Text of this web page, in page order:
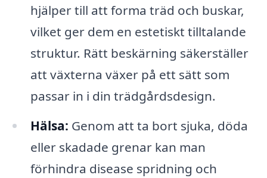
hjälper till att forma träd och buskar,
vilket ger dem en estetiskt tilltalande
struktur. Rätt beskärning säkerställer
att växterna växer på ett sätt som
passar in i din trädgårdsdesign.
Hälsa: Genom att ta bort sjuka, döda
eller skadade grenar kan man
förhindra disease spridning och